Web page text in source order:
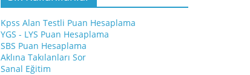
Kpss Alan Testli Puan Hesaplama
YGS - LYS Puan Hesaplama
SBS Puan Hesaplama
Aklına Takılanları Sor
Sanal Eğitim